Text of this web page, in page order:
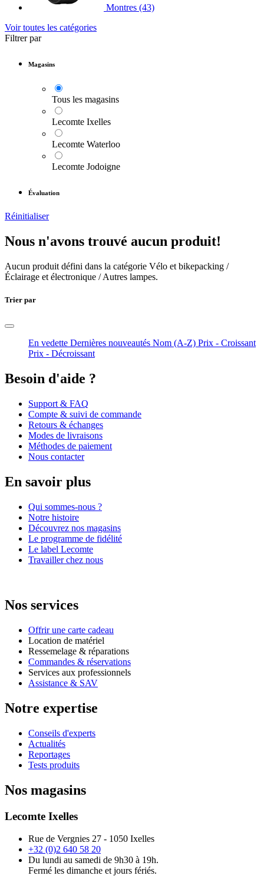
Montres (43)
Voir toutes les catégories
Filtrer par
Magasins
Tous les magasins
Lecomte Ixelles
Lecomte Waterloo
Lecomte Jodoigne
Évaluation
Réinitialiser
Nous n'avons trouvé aucun produit!
Aucun produit défini dans la catégorie Vélo et bikepacking /
Éclairage et électronique / Autres lampes.
Trier par
En vedette Dernières nouveautés Nom (A-Z) Prix - Croissant
Prix - Décroissant
Besoin d'aide ?
Support & FAQ
Compte & suivi de commande
Retours & échanges
Modes de livraisons
Méthodes de paiement
Nous contacter
En savoir plus
Qui sommes-nous ?
Notre histoire
Découvrez nos magasins
Le programme de fidélité
Le label Lecomte
Travailler chez nous
Nos services
Offrir une carte cadeau
Location de matériel
Ressemelage & réparations
Commandes & réservations
Services aux professionnels
Assistance & SAV
Notre expertise
Conseils d'experts
Actualités
Reportages
Tests produits
Nos magasins
Lecomte Ixelles
Rue de Vergnies 27 - 1050 Ixelles
+32 (0)2 640 58 20
Du lundi au samedi de 9h30 à 19h.
Fermé les dimanche et jours fériés.